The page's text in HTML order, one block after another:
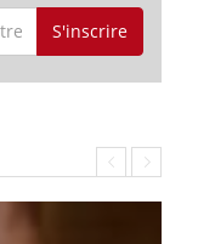
S'inscrire